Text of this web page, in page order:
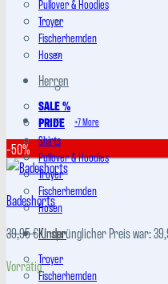
Pullover & Hoodies
Troyer
Fischerhemden
Hosen
Herren
SALE %
PRIDE
Shirts
Pullover & Hoodies
Troyer
Fischerhemden
Hosen
Kinder
Troyer
Fischerhemden
+7 More
-50%
Badeshorts
39,95€Ursprünglicher Preis war:
Vorrätig